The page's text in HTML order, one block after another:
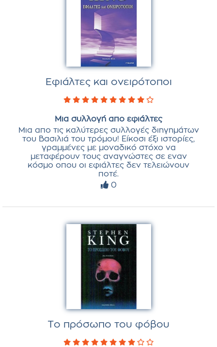
Εφιάλτες και ονειρότοποι
Μια συλλογή απο εφιάλτες
Μια απο τις καλύτερες συλλογές διηγημάτων
του Βασιλιά του τρόμου! Είκοσι έξι ιστορίες,
γραμμένες με μοναδικό στόχο να
μεταφέρουν τους αναγνώστες σε εναν
κόσμο οπου οι εφιάλτες δεν τελειώνουν
ποτέ.
0
Το πρόσωπο του φόβου